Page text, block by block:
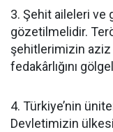
3. Şehit aileleri
gözetilmelidir.
şehitlerimizin aziz
fedakârlığını
4. Türkiye’nin
Devletimizin